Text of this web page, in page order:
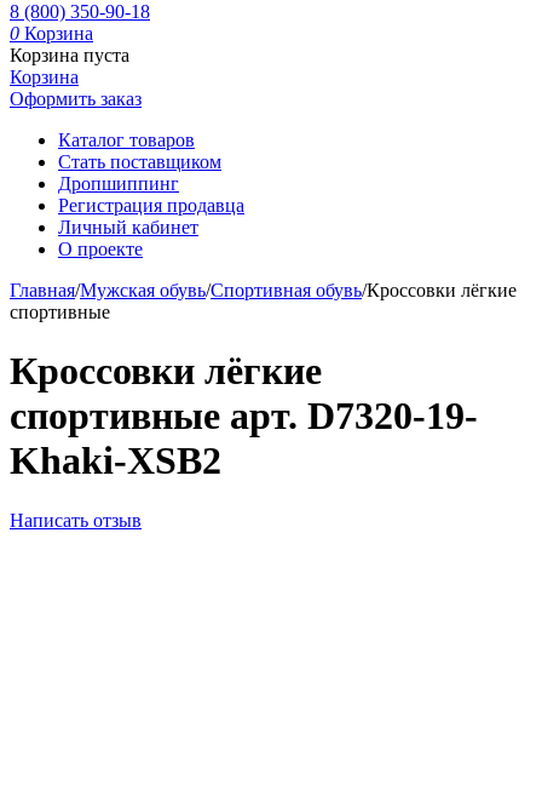
8 (800) 350-90-18
0 Корзина
Корзина пуста
Корзина
Оформить заказ
Каталог товаров
Стать поставщиком
Дропшиппинг
Регистрация продавца
Личный кабинет
О проекте
Главная/Мужская обувь/Спортивная обувь/Кроссовки лёгкие
спортивные
Кроссовки лёгкие
спортивные арт. D7320-19-
Khaki-XSB2
Написать отзыв